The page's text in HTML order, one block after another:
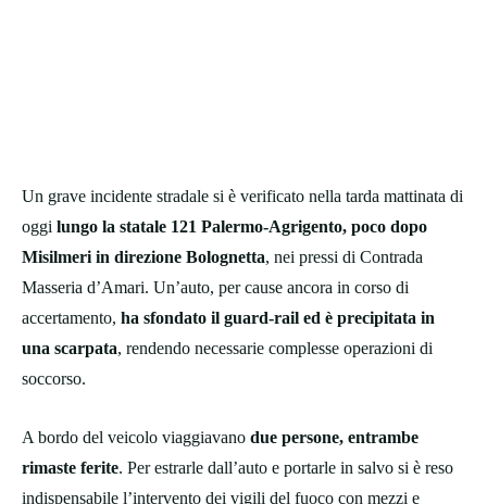
Un grave incidente stradale si è verificato nella tarda mattinata di
oggi lungo la statale 121 Palermo-Agrigento, poco dopo
Misilmeri in direzione Bolognetta, nei pressi di Contrada
Masseria d’Amari. Un’auto, per cause ancora in corso di
accertamento, ha sfondato il guard-rail ed è precipitata in
una scarpata, rendendo necessarie complesse operazioni di
soccorso.
A bordo del veicolo viaggiavano due persone, entrambe
rimaste ferite. Per estrarle dall’auto e portarle in salvo si è reso
indispensabile l’intervento dei vigili del fuoco con mezzi e